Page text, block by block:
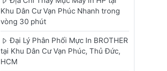
Khu Dân Cư Vạn Phúc Nhanh trong
vòng 30 phút
Đại Lý Phân Phối Mực In BROTHER
tại Khu Dân Cư Vạn Phúc, Thủ Đức,
HCM